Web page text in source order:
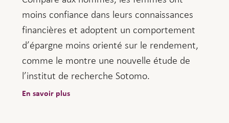
moins confiance dans leurs connaissances
financières et adoptent un comportement
d’épargne moins orienté sur le rendement,
comme le montre une nouvelle étude de
l’institut de recherche Sotomo.
En savoir plus